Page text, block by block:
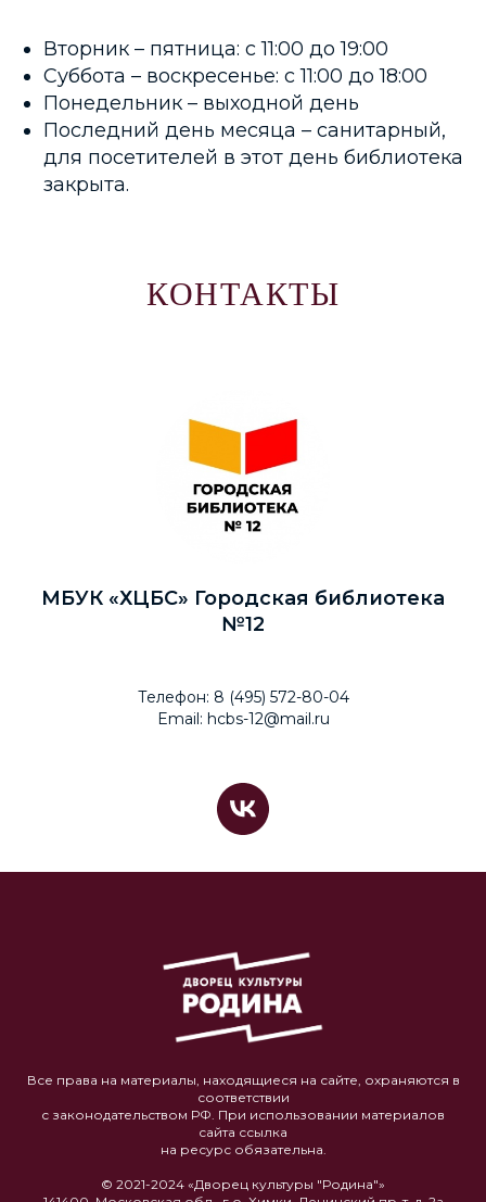
Вторник – пятница: с 11:00 до 19:00
Суббота – воскресенье: с 11:00 до 18:00
Понедельник – выходной день
Последний день месяца – санитарный,
для посетителей в этот день библиотека
закрыта.
КОНТАКТЫ
МБУК «ХЦБС» Городская библиотека
№12
Телефон: 8 (495) 572-80-04
Email: hcbs-12@mail.ru
Все права на материалы, находящиеся на сайте, охраняются в
соответствии
с законодательством РФ. При использовании материалов
сайта ссылка
на ресурс обязательна.
© 2021-2024 «Дворец культуры "Родина"»